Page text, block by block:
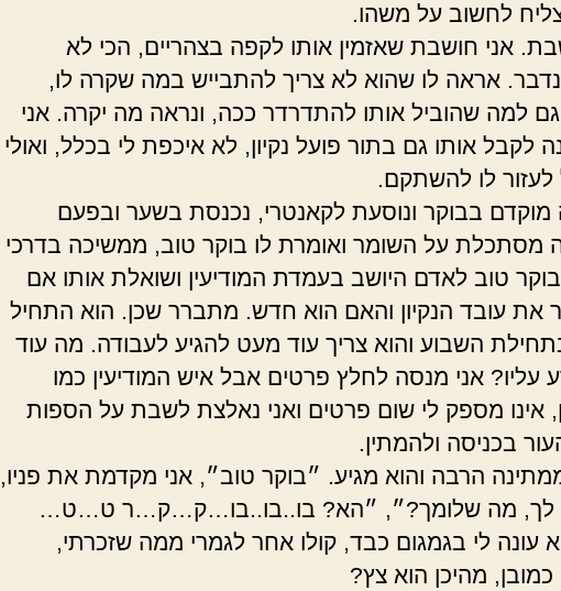
לחשוב על משהו.
אני חושבת שאזמין אותו לקפה בצהריים, הכי לא
אראה לו שהוא לא צריך להתבייש במה שקרה לו,
למה שהוביל אותו להתדרדר ככה, ונראה מה יקרה. אני
לקבל אותו גם בתור פועל נקיון, לא איכפת לי בכלל, ואולי
לעזור לו להשתקם.
מוקדם בבוקר ונוסעת לקאנטרי, נכנסת בשער ובפעם
מסתכלת על השומר ואומרת לו בוקר טוב, ממשיכה בדרכי
טוב לאדם היושב בעמדת המודיעין ושואלת אותו אם
את עובד הנקיון והאם הוא חדש. מתברר שכן. הוא התחיל
השבוע והוא צריך עוד מעט להגיע לעבודה. מה עוד
עליו? אני מנסה לחלץ פרטים אבל איש המודיעין כמו
אינו מספק לי שום פרטים ואני נאלצת לשבת על הספות
בכניסה ולהמתין.
הרבה והוא מגיע. ״בוקר טוב״, אני מקדמת את פניו,
לך, מה שלומך?״, ״הא? בו..בו..בו…ק…ק…ר ט…ט…
עונה לי בגמגום כבד, קולו אחר לגמרי ממה שזכרתי,
כמובן, מהיכן הוא צץ?